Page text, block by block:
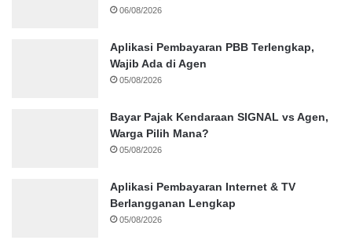
06/08/2026
Aplikasi Pembayaran PBB Terlengkap,
Wajib Ada di Agen
05/08/2026
Bayar Pajak Kendaraan SIGNAL vs Agen,
Warga Pilih Mana?
05/08/2026
Aplikasi Pembayaran Internet & TV
Berlangganan Lengkap
05/08/2026